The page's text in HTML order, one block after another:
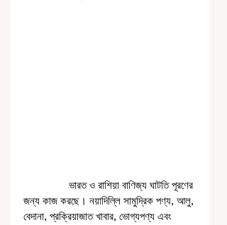
জন্য কাজ করছে। নয়াদিল্লি সামুদ্রিক পণ্য, আলু,
বেদানা, প্রক্রিয়াজাত খাবার, ভোগ্যপণ্য এবং